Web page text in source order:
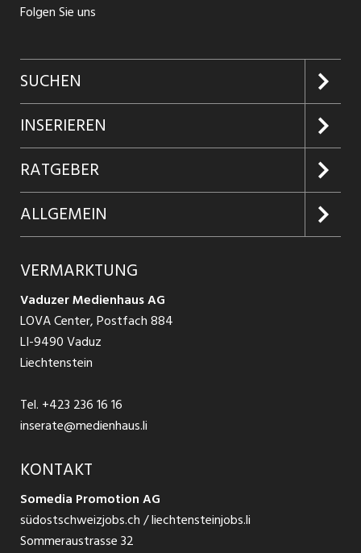
Folgen Sie uns
SUCHEN
Jobs suchen
Jobabo
Firmen entdecken
Jobs in Graubünden
Jobs in St. Gallen
Jobs in Glarus
Jobs in der Südostschweiz
Temporär Jobs
Teilzeit Jobs
Praktikum
INSERIEREN
Kundenlogin
Inserieren
Produkte
Schnittstelle
RATGEBER
Glossar
Ratgeber Bewerbung / Rekrutierung
ALLGEMEIN
AGB
Datenschutzbestimmungen
Nutzungsbedingungen
Impressum
VERMARKTUNG
Vaduzer Medienhaus AG
LOVA Center, Postfach 884
LI-9490 Vaduz
Liechtenstein
Tel. +423 236 16 16
inserate@medienhaus.li
KONTAKT
Somedia Promotion AG
südostschweizjobs.ch / liechtensteinjobs.li
Sommeraustrasse 32